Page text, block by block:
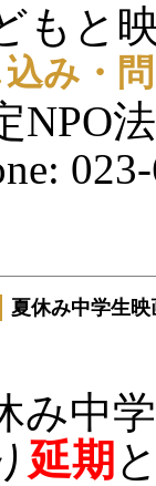
もと
込み・
NPO
夏休み中学生
中学
延期